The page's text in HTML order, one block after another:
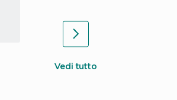
Vedi tutto